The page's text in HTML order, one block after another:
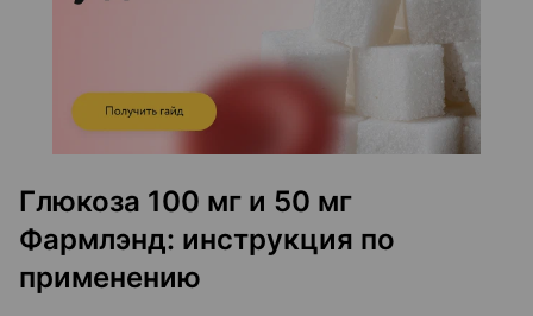
Глюкоза 100 мг и 50 мг
Фармлэнд: инструкция по
применению